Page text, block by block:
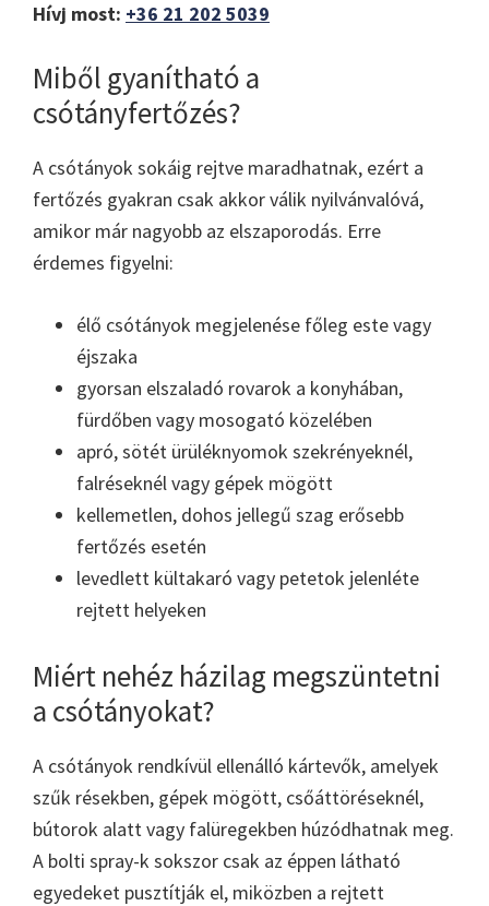
Hívj most: +36 21 202 5039
Miből gyanítható a
csótányfertőzés?
A csótányok sokáig rejtve maradhatnak, ezért a
fertőzés gyakran csak akkor válik nyilvánvalóvá,
amikor már nagyobb az elszaporodás. Erre
érdemes figyelni:
élő csótányok megjelenése főleg este vagy
éjszaka
gyorsan elszaladó rovarok a konyhában,
fürdőben vagy mosogató közelében
apró, sötét ürüléknyomok szekrényeknél,
falréseknél vagy gépek mögött
kellemetlen, dohos jellegű szag erősebb
fertőzés esetén
levedlett kültakaró vagy petetok jelenléte
rejtett helyeken
Miért nehéz házilag megszüntetni
a csótányokat?
A csótányok rendkívül ellenálló kártevők, amelyek
szűk résekben, gépek mögött, csőáttöréseknél,
bútorok alatt vagy falüregekben húzódhatnak meg.
A bolti spray-k sokszor csak az éppen látható
egyedeket pusztítják el, miközben a rejtett